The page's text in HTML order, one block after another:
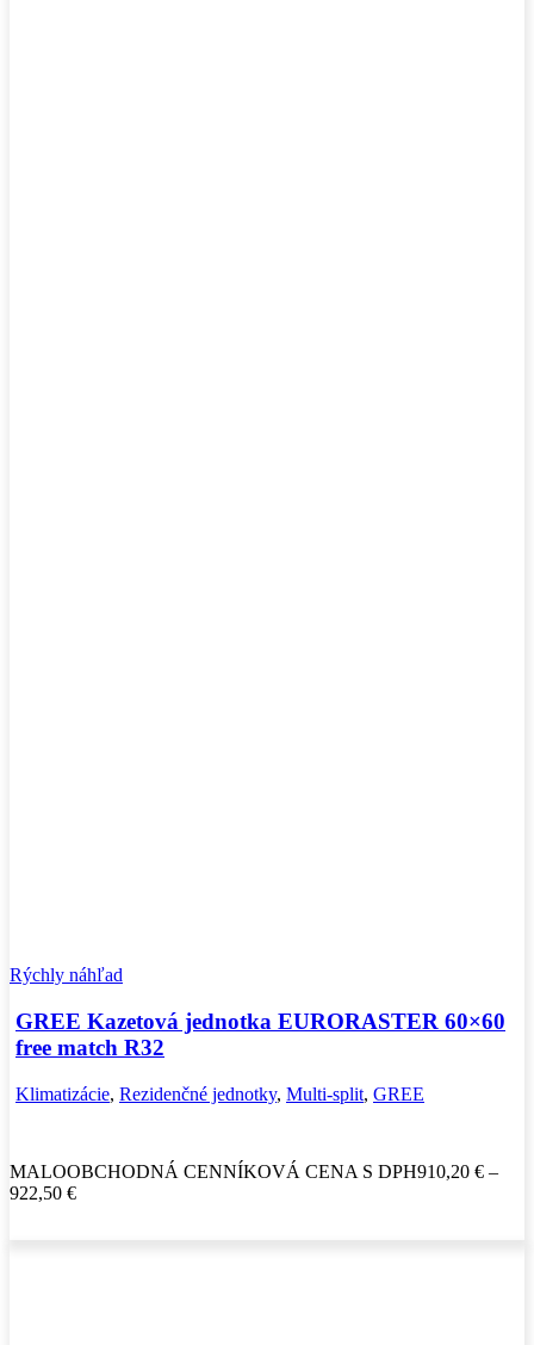
Rýchly náhľad
GREE Kazetová jednotka EURORASTER 60×60
free match R32
Klimatizácie, Rezidenčné jednotky, Multi-split, GREE
MALOOBCHODNÁ CENNÍKOVÁ CENA S DPH910,20 € –
922,50 €